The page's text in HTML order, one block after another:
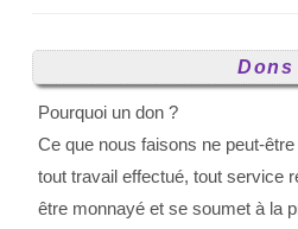
Dons
Pourquoi un don ?
Ce que nous faisons ne peut-
tout travail effectué, tout service
être monnayé et se soumet à la